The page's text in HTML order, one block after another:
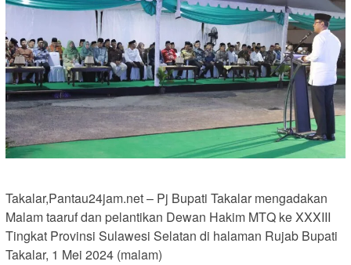
Takalar,Pantau24jam.net – Pj Bupati Takalar mengadakan
Malam taaruf dan pelantikan Dewan Hakim MTQ ke XXXIII
Tingkat Provinsi Sulawesi Selatan di halaman Rujab Bupati
Takalar, 1 Mei 2024 (malam)